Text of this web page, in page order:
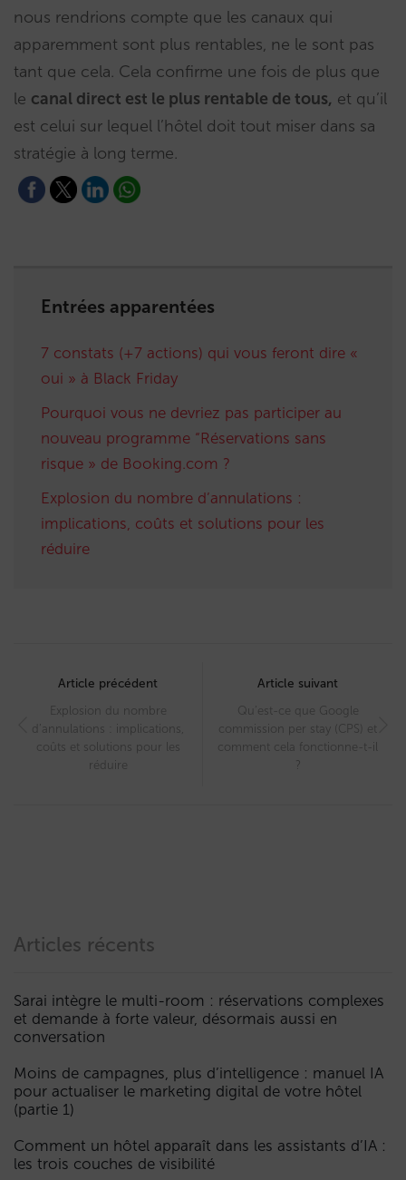
nous rendrions compte que les canaux qui
apparemment sont plus rentables, ne le sont pas
tant que cela. Cela confirme une fois de plus que
le canal direct est le plus rentable de tous, et qu’il
est celui sur lequel l’hôtel doit tout miser dans sa
stratégie à long terme.
Entrées apparentées
7 constats (+7 actions) qui vous feront dire «
oui » à Black Friday
Pourquoi vous ne devriez pas participer au
nouveau programme “Réservations sans
risque » de Booking.com ?
Explosion du nombre d’annulations :
implications, coûts et solutions pour les
réduire
navigation
Article précédent
Explosion du nombre
d’annulations : implications,
coûts et solutions pour les
réduire
Article suivant
Qu’est-ce que Google
commission per stay (CPS) et
comment cela fonctionne-t-il
?
Articles récents
Sarai intègre le multi-room : réservations complexes
et demande à forte valeur, désormais aussi en
conversation
Moins de campagnes, plus d’intelligence : manuel IA
pour actualiser le marketing digital de votre hôtel
(partie 1)
Comment un hôtel apparaît dans les assistants d’IA :
les trois couches de visibilité